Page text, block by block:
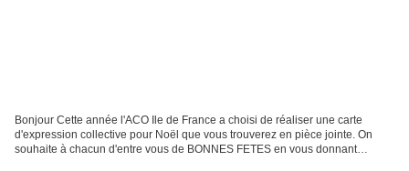
Bonjour Cette année l'ACO Ile de France a choisi de réaliser une carte
d'expression collective pour Noël que vous trouverez en pièce jointe. On
souhaite à chacun d'entre vous de BONNES FETES en vous donnant